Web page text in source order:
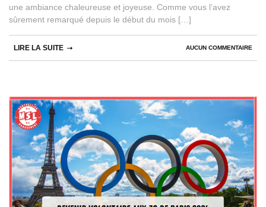
une ambiance chaleureuse et joyeuse. Comme vous l’avez
sûrement remarqué depuis le début du mois […]
AUCUN COMMENTAIRE
LIRE LA SUITE